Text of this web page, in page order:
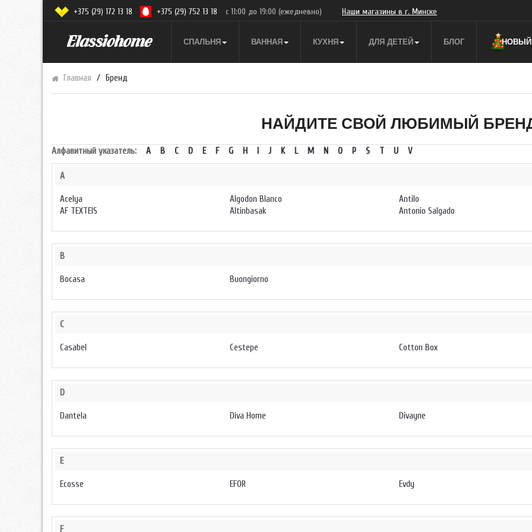
СПАЛЬНЯ ВАННАЯ КУХНЯ ДЛЯ ДЕТЕЙ БЛОГ НОВЫЙ
+375 (29) 172 13 18 +375 (29) 752 13 18 с 11:00 до 19:00 (ежедневно) Наши магазины в г. Минске
Главная Бренд
НАЙДИТЕ СВОЙ ЛЮБИМЫЙ
Алфавитный указатель: A B C D E F G H J K L M N O P S T U V
A
Acelya
AF TEXTEIS
Algodon Blanco
Altinbasak
Antilo
Antonio Salgado
B
Bocasa Buongiorno
C
Casabel Cestepe Cotton Box
D
Dantela Diva Home Divayne
E
Ecosse EFOR Evdy
F